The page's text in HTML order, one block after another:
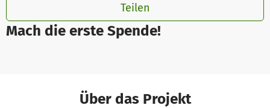
Mach die erste Spende!
Teilen
Über das Projekt